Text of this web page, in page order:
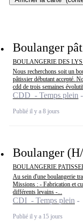
Boulanger
BOULANGERIE DES
Nous recherchons soit un
pâtissier débutant accepté.
cdd de trois semaines
CDD - Temps plein
Publié il y a 8 jours
Boulanger
BOULANGERIE
Au sein d'une boulangerie
Missions : - Fabrication et
différents levains -...
CDI - Temps plein
Publié il y a 15 jours